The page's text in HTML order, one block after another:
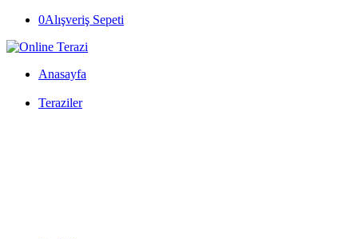
0Alışveriş Sepeti
Anasayfa
Teraziler